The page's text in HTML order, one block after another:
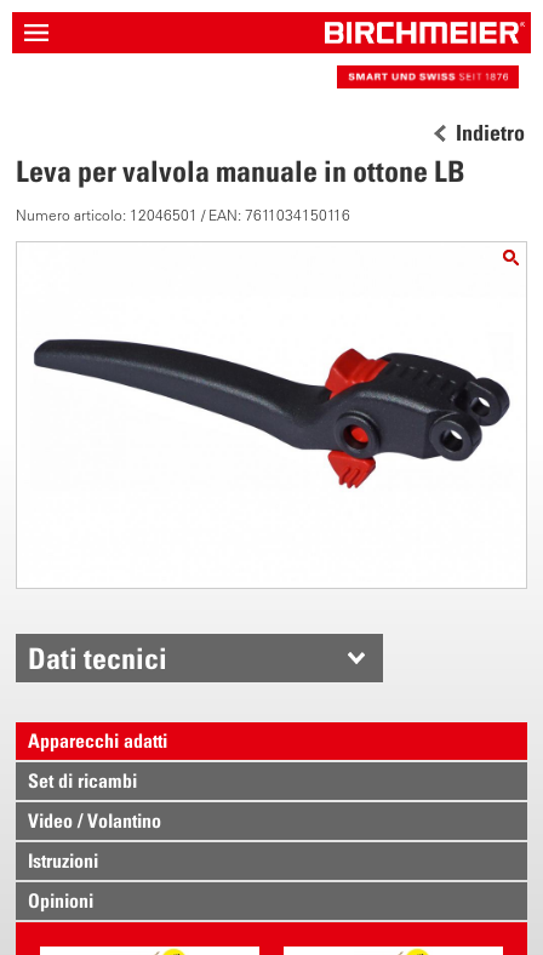
Indietro
Leva per valvola manuale in ottone LB
Numero articolo: 12046501 / EAN: 7611034150116
Dati tecnici
Apparecchi adatti
Set di ricambi
Video / Volantino
Istruzioni
Opinioni